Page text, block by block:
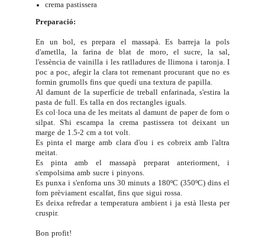
crema pastissera
Preparació:
En un bol, es prepara el massapà. Es barreja la pols
d'ametlla, la farina de blat de moro, el sucre, la sal,
l'essència de vainilla i les ratlladures de llimona i taronja. I
poc a poc, afegir la clara tot remenant procurant que no es
formin grumolls fins que quedi una textura de papilla.
Al damunt de la superfície de treball enfarinada, s'estira la
pasta de full. Es talla en dos rectangles iguals.
Es col·loca una de les meitats al damunt de paper de forn o
silpat. S'hi escampa la crema pastissera tot deixant un
marge de 1.5-2 cm a tot volt.
Es pinta el marge amb clara d'ou i es cobreix amb l'altra
meitat.
Es pinta amb el massapà preparat anteriorment, i
s'empolsima amb sucre i pinyons.
Es punxa i s'enforna uns 30 minuts a 180ºC (350ºC) dins el
forn prèviament escalfat, fins que sigui rossa.
Es deixa refredar a temperatura ambient i ja està llesta per
cruspir.
Bon profit!